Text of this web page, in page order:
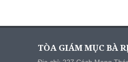
TÒA GIÁM MỤC BÀ